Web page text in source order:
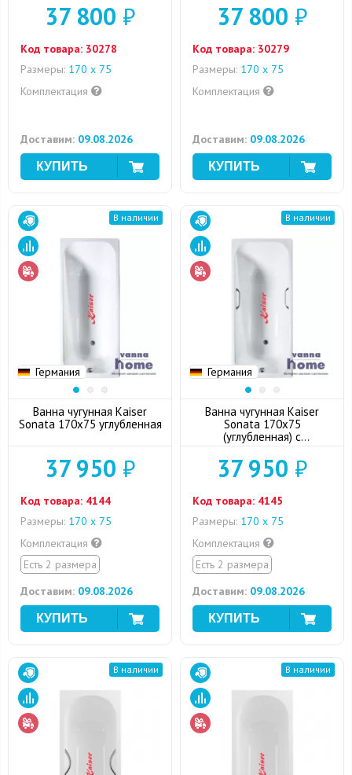
37 800 ₽
Код товара: 30278
Размеры: 170 х 75
Комплектация
Доставим: 09.08.2026
37 800 ₽
Код товара: 30279
Размеры: 170 х 75
Комплектация
Доставим: 09.08.2026
Германия
В наличии
Ванна чугунная Kaiser
Sonata 170x75 углубленная
37 950 ₽
Код товара: 4144
Размеры: 170 х 75
Комплектация
Есть 2 размера
Доставим: 09.08.2026
Германия
В наличии
Ванна чугунная Kaiser
Sonata 170x75
(углубленная) с
отверстиями для ручек
37 950 ₽
Код товара: 4145
Размеры: 170 х 75
Комплектация
Есть 2 размера
Доставим: 09.08.2026
В наличии В наличии